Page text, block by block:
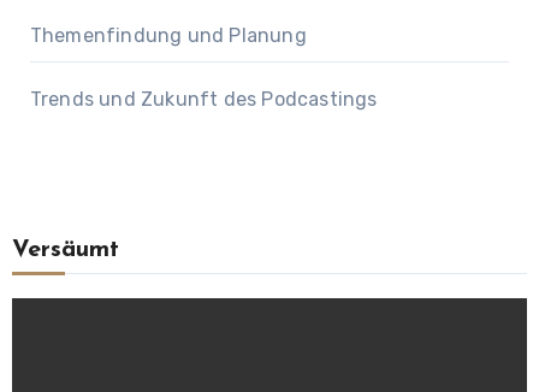
Themenfindung und Planung
Trends und Zukunft des Podcastings
Versäumt